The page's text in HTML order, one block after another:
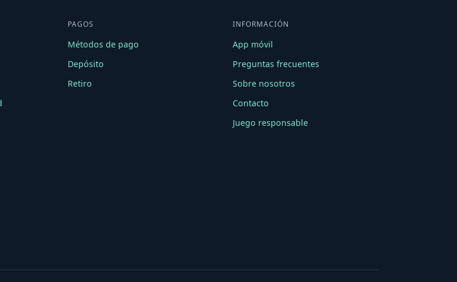
PAGOS
Métodos de pago
Depósito
Retiro
INFORMACIÓN
App móvil
Preguntas frecuentes
Sobre nosotros
Contacto
Juego responsable